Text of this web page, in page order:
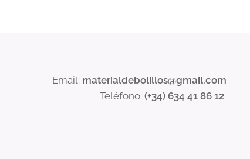
Email: materialdebolillos@gmail.com
Teléfono: (+34) 634 41 86 12